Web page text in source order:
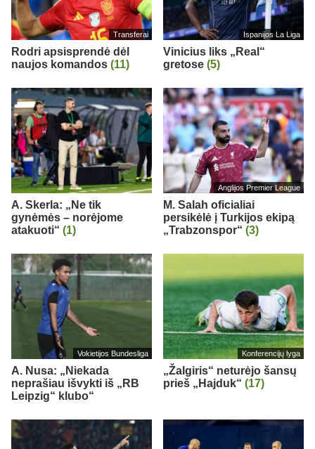
Transferai
Rodri apsisprendė dėl
naujos komandos (11)
Ispanijos La Liga
Vinicius liks „Real“
gretose (5)
A. Skerla: „Ne tik
gynėmės – norėjome
atakuoti“ (1)
Anglijos Premier League
M. Salah oficialiai
persikėlė į Turkijos ekipą
„Trabzonspor“ (3)
Vokietijos Bundesliga
A. Nusa: „Niekada
neprašiau išvykti iš „RB
Leipzig“ klubo“
Konferencijų lyga
„Žalgiris“ neturėjo šansų
prieš „Hajduk“ (17)